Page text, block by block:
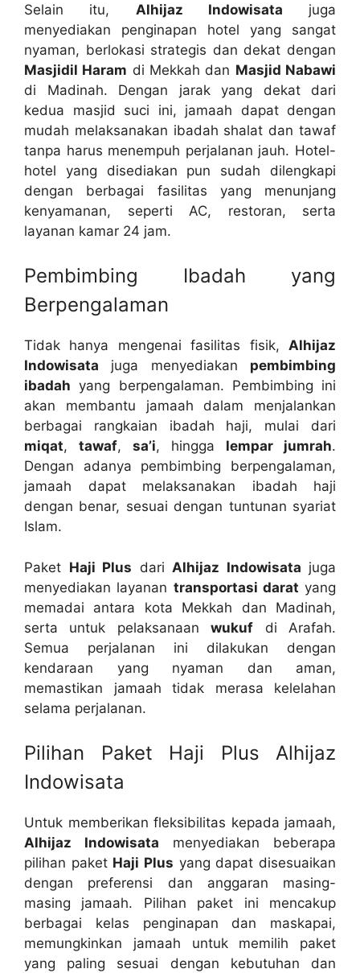
Selain itu, Alhijaz Indowisata juga
menyediakan penginapan hotel yang sangat
nyaman, berlokasi strategis dan dekat dengan
Masjidil Haram di Mekkah dan Masjid Nabawi
di Madinah. Dengan jarak yang dekat dari
kedua masjid suci ini, jamaah dapat dengan
mudah melaksanakan ibadah shalat dan tawaf
tanpa harus menempuh perjalanan jauh. Hotel-
hotel yang disediakan pun sudah dilengkapi
dengan berbagai fasilitas yang menunjang
kenyamanan, seperti AC, restoran, serta
layanan kamar 24 jam.
Pembimbing Ibadah yang
Berpengalaman
Tidak hanya mengenai fasilitas fisik, Alhijaz
Indowisata juga menyediakan pembimbing
ibadah yang berpengalaman. Pembimbing ini
akan membantu jamaah dalam menjalankan
berbagai rangkaian ibadah haji, mulai dari
miqat, tawaf, sa’i, hingga lempar jumrah.
Dengan adanya pembimbing berpengalaman,
jamaah dapat melaksanakan ibadah haji
dengan benar, sesuai dengan tuntunan syariat
Islam.
Paket Haji Plus dari Alhijaz Indowisata juga
menyediakan layanan transportasi darat yang
memadai antara kota Mekkah dan Madinah,
serta untuk pelaksanaanwukuf di Arafah.
Semua perjalanan ini dilakukan dengan
kendaraan yang nyaman dan aman,
memastikan jamaah tidak merasa kelelahan
selama perjalanan.
Pilihan Paket Haji Plus Alhijaz
Indowisata
Untuk memberikan fleksibilitas kepada jamaah,
Alhijaz Indowisata menyediakan beberapa
pilihan paket Haji Plus yang dapat disesuaikan
dengan preferensi dan anggaran masing-
masing jamaah. Pilihan paket ini mencakup
berbagai kelas penginapan dan maskapai,
memungkinkan jamaah untuk memilih paket
yang paling sesuai dengan kebutuhan dan